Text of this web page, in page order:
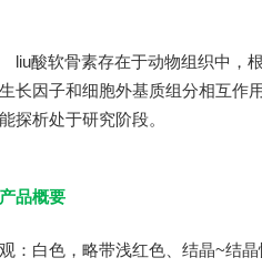
软骨素存在于动物组织中，根
长因子和细胞外基质组分相互作
探析处于研究阶段。
品概要
：白色，略带浅红色、结晶~结